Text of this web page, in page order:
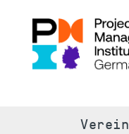
Verein